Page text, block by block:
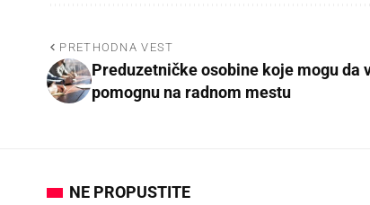
PRETHODNA VEST
Preduzetničke osobine koje mogu da
pomognu na radnom mestu
NE PROPUSTITE